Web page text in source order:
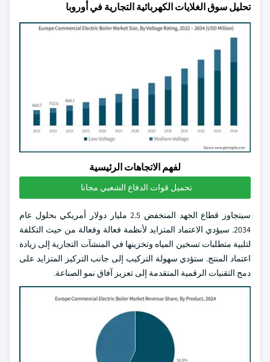
تحليل سوق الغلايات الكهربائية التجارية في أوروبا
لفهم الاتجاهات الرئيسية
تحميل قوات الدفاع الشعبي مجانا
سيتجاوز قطاع الجهد المنخفض 2.5 مليار دولار أمريكي بحلول عام
2034. سيؤدي الاعتماد المتزايد لأنظمة فعالة وفعالة من حيث التكلفة
لتلبية متطلبات تسخين المياه وتخزينها في المنشآت التجارية إلى زيادة
اعتماد المنتج. ستؤدي سهولة التركيب إلى جانب التركيز المتزايد على
دمج التقنيات الرقمية المتقدمة إلى تعزيز آفاق نمو الصناعة.